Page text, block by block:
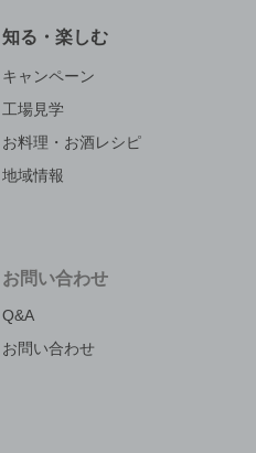
知る・楽しむ
キャンペーン
工場見学
お料理・お酒レシピ
地域情報
お問い合わせ
Q&A
お問い合わせ